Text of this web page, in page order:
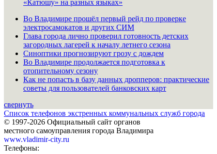
«Катюшу» на разных языках»
Во Владимире прошёл первый рейд по проверке
электросамокатов и других СИМ
Глава города лично проверил готовность детских
загородных лагерей к началу летнего сезона
Синоптики прогнозируют грозу с дождем
Во Владимире продолжается подготовка к
отопительному сезону
Как не попасть в базу данных дропперов: практические
советы для пользователей банковских карт
свернуть
Список телефонов экстренных коммунальных служб города
© 1997-2026 Официальный сайт органов
местного самоуправления города Владимира
www.vladimir-city.ru
Телефоны: